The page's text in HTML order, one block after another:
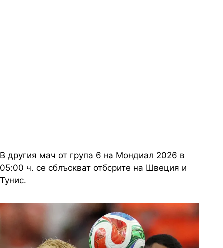
В другия мач от група 6 на Мондиал 2026 в
05:00 ч. се сблъскват отборите на Швеция и
Тунис.